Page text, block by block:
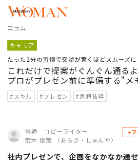
コラム
キャリア
たった2分の習慣で交渉が驚くほどスムーズに
これだけで提案がぐんぐん通る
プロがプレゼン前に準備する"メ
#スキル #プレゼン #書籍抜粋
電通 コピーライター
荒木 俊哉 （あらき・しゅんや）
+フ
社内プレゼンで、企画をなかなか通